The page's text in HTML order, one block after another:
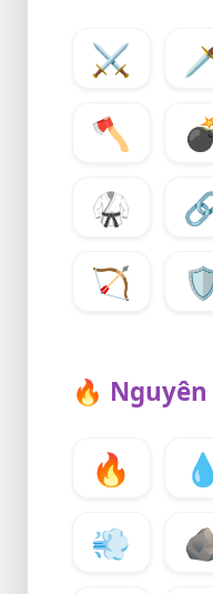
⚔️
🪓
🥋
🏹
🔥 Nguyên
🔥 💧
💨